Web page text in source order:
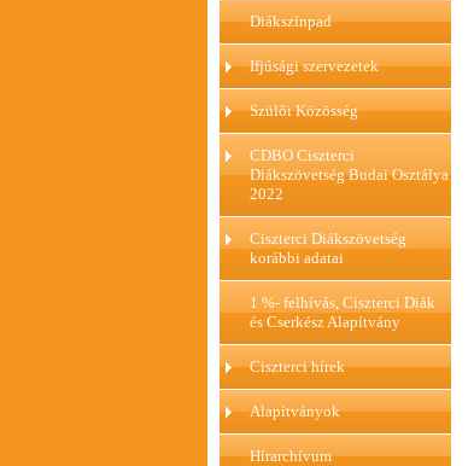
Diákszínpad
Ifjúsági szervezetek
Szülői Közösség
CDBO Ciszterci
Diákszövetség Budai Osztálya
2022
Ciszterci Diákszövetség
korábbi adatai
1 %- felhívás, Ciszterci Diák
és Cserkész Alapítvány
Ciszterci hírek
Alapítványok
Hírarchívum